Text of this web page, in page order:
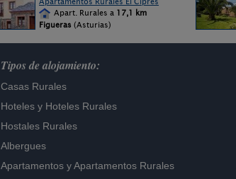
Apart. Rurales a 17,1 km
Figueras (Asturias)
Tipos de alojamiento:
Casas Rurales
Hoteles y Hoteles Rurales
Hostales Rurales
Albergues
Apartamentos yApartamentos Rurales